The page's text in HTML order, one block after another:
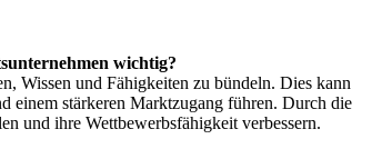
wichtig?
Wissen und Fähigkeiten zu bündeln. Dies kann
einem stärkeren Marktzugang führen. Durch die
und ihre Wettbewerbsfähigkeit verbessern.